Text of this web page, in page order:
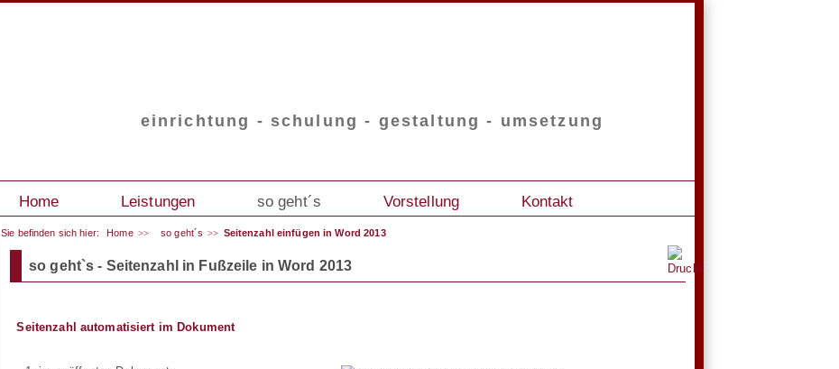
einrichtung - schulung - gestaltung - umsetzung
Home Leistungen so geht´s Vorstellung Kontakt
Sie befinden sich hier: Home so geht´s Seitenzahl einfügen in Word 2013
so geht`s - Seitenzahl in Fußzeile in Word 2013
Seitenzahl automatisiert im Dokument